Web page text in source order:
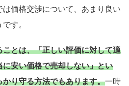
価格交渉について、あまり良い
す。
ことは、「正しい評価に対して適
安い価格で売却しない」とい
り守る方法でもあります。一時